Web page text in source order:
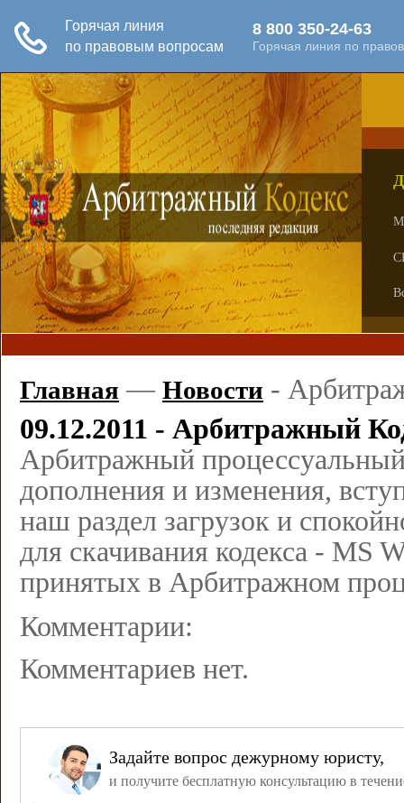
Главная — Новости -
09.12.2011 - Арбитражный
Арбитражный
дополнения и изменения,
наш раздел загрузок и
для скачивания кодекса - MS
принятых в Арбитражном
Комментарии:
Комментариев нет.
Задайте вопрос дежурному юристу,
и получите бесплатную консультацию в